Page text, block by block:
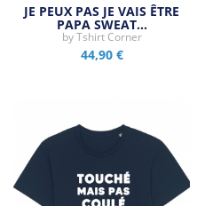
JE PEUX PAS JE VAIS ÊTRE
PAPA SWEAT…
byTshirt Corner
44,90 €